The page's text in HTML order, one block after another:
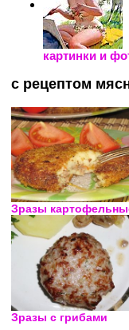
картинки и
с рецептом
Зразы
Зразы с грибами